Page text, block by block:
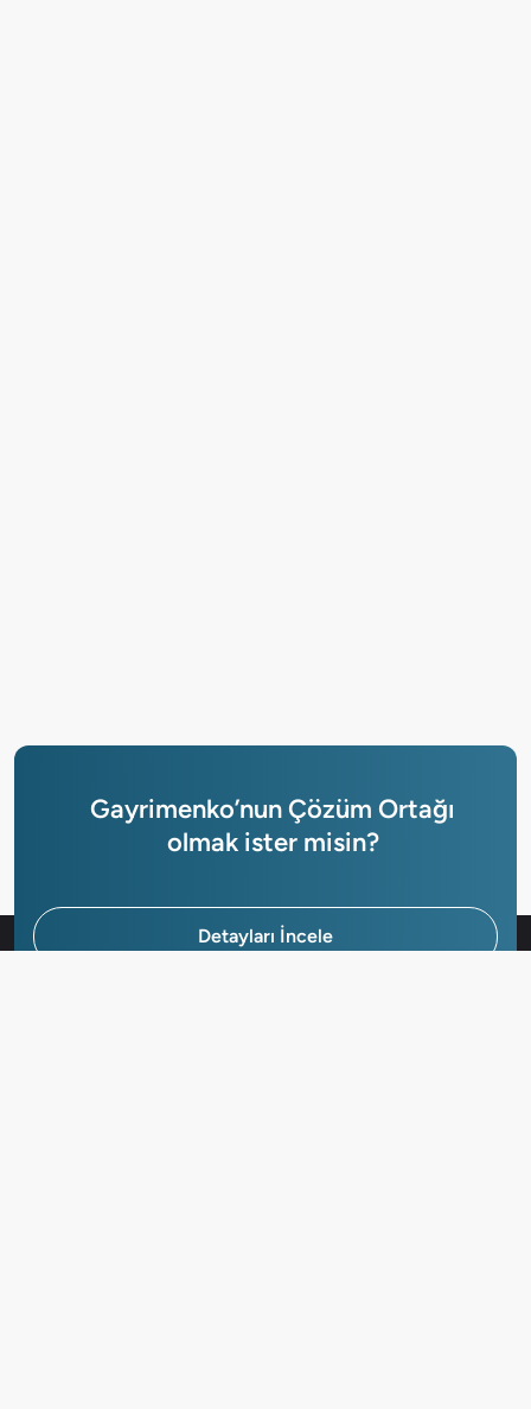
Gayrimenko’nun Çözüm Ortağı
olmak ister misin?
Detayları İncele